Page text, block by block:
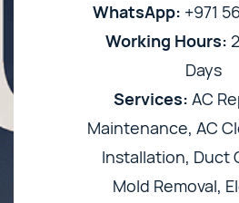
WhatsApp: +971
Working Hours:
Days
Services: AC
Maintenance, AC
Installation, Duct
Mold Removal,